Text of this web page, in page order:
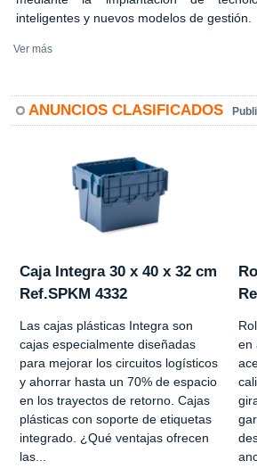
inteligentes y nuevos modelos de gestión.
Ver más
ANUNCIOS CLASIFICADOS
Caja Integra 30 x 40 x 32 cm
Ref.SPKM 4332
Las cajas plásticas Integra son
cajas especialmente diseñadas
para mejorar los circuitos logísticos
y ahorrar hasta un 70% de espacio
en los trayectos de retorno. Cajas
plásticas con soporte de etiquetas
integrado. ¿Qué ventajas ofrecen
las...
en